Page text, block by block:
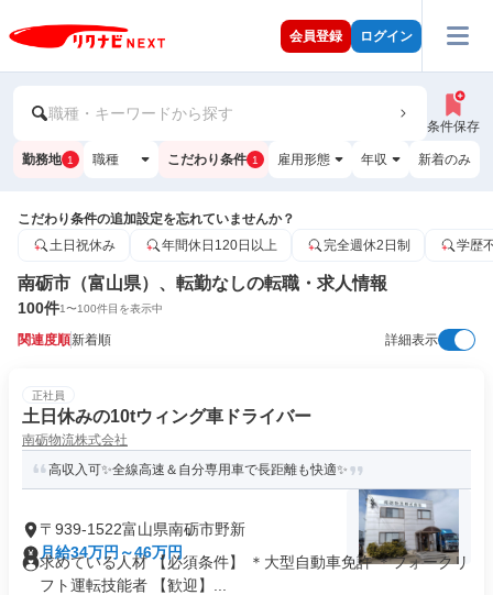
会員登録 ログイン
職種・キーワードから探す
条件保存
勤務地 1 職種 こだわり条件 1 雇用形態 年収 新着のみ
こだわり条件の追加設定を忘れていませんか？
土日祝休み
年間休日120日以上 完全週休2日制 学歴
南砺市（富山県）、転勤なしの転職・求人情報
100件1〜100件目を表示中
関連度順新着順 詳細表示
正社員
土日休みの10tウィング車ドライバー
南砺物流株式会社
高収入可✨全線高速＆自分専用車で長距離も快適✨
〒939-1522富山県南砺市野新
月給34万円～46万円
求めている人材 【必須条件】 ＊大型自動車免許 ＊フォークリ
フト運転技能者 【歓迎】...